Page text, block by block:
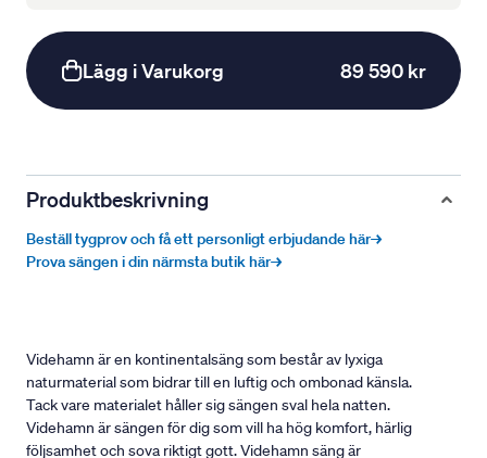
Lägg i Varukorg 89 590 kr
Produktbeskrivning
Beställ tygprov och få ett personligt erbjudande här→
Prova sängen i din närmsta butik här→
Videhamn är en kontinentalsäng som består av lyxiga
naturmaterial som bidrar till en luftig och ombonad känsla.
Tack vare materialet håller sig sängen sval hela natten.
Videhamn är sängen för dig som vill ha hög komfort, härlig
följsamhet och sova riktigt gott. Videhamn säng är